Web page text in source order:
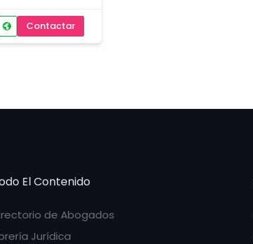
Contactar
El Contenido
de Abogados
Jurídica